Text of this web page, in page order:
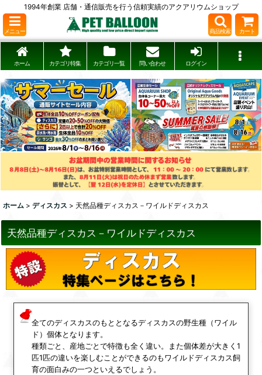
1994年創業 店舗・通信販売を行う信頼実績のアクアリウムショップ
メニュー 商品検索 カート
ホーム カテゴリ特集 カテゴリ一覧 問い合わせ ログイン
ホーム > ディスカス > 天然品種ディスカス－ワイルドディスカス
天然品種ディスカス－ワイルドディスカス
全てのディスカスのもととなるディスカスの野生種（ワイル
ド）個体となります。
種類ごと、産地ごとで特徴も全く違い。また個体差が大きく1
匹1匹の違いを楽しむことができるのもワイルドディスカス飼
育の面白みの一つといえるでしょう。